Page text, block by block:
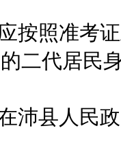
照准考证
二代居民
县人民政